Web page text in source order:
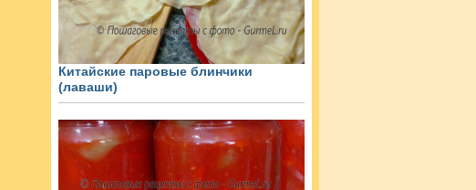
Китайские паровые блинчики
(лаваши)